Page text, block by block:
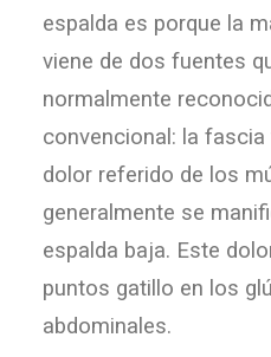
espalda es porque la
viene de dos fuentes
normalmente
convencional: la fascia
dolor referido de los
generalmente se
espalda baja. Este
puntos gatillo en los
abdominales.